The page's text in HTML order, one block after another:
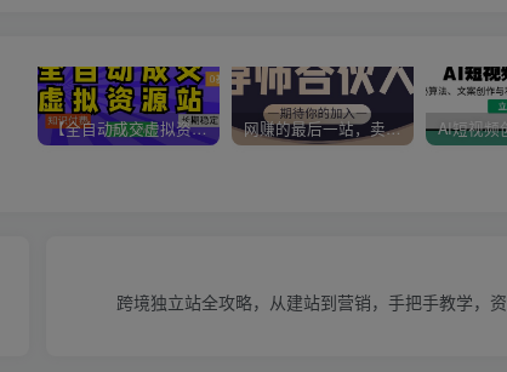
【全自动成交虚拟资源站】站长唯一陪跑项目！月入10W+~长期稳定~ 网赚的最后一站，卖项目！做网赚顶级猎食者~
跨境独立站全攻略，从建站到营销，手把手教学，